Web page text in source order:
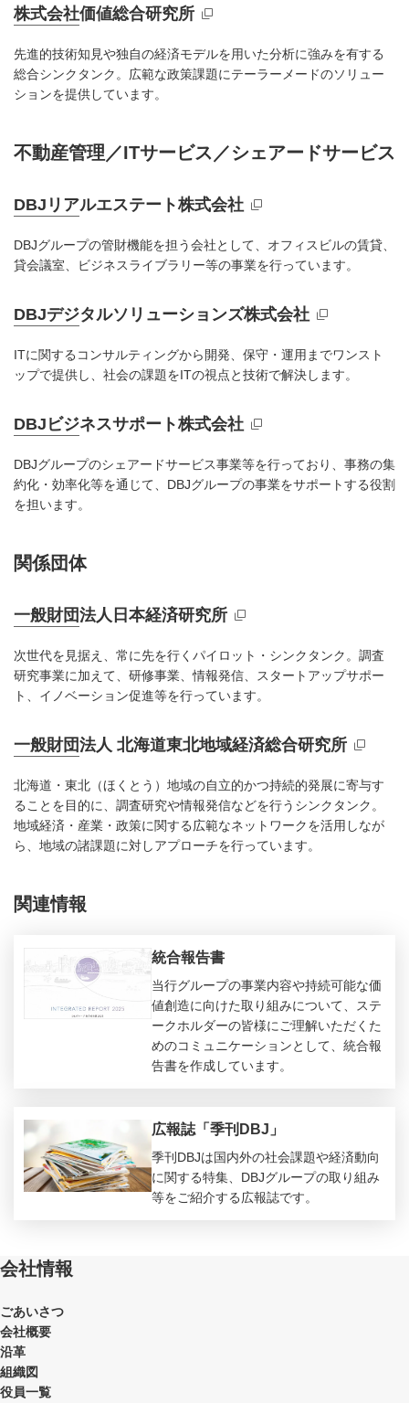
株式会社価値総合研究所
先進的技術知見や独自の経済モデルを用いた分析に強みを有する
総合シンクタンク。広範な政策課題にテーラーメードのソリュー
ションを提供しています。
不動産管理／ITサービス／シェアードサービス
DBJリアルエステート株式会社
DBJグループの管財機能を担う会社として、オフィスビルの賃貸、
貸会議室、ビジネスライブラリー等の事業を行っています。
DBJデジタルソリューションズ株式会社
ITに関するコンサルティングから開発、保守・運用までワンスト
ップで提供し、社会の課題をITの視点と技術で解決します。
DBJビジネスサポート株式会社
DBJグループのシェアードサービス事業等を行っており、事務の集
約化・効率化等を通じて、DBJグループの事業をサポートする役割
を担います。
関係団体
一般財団法人日本経済研究所
次世代を見据え、常に先を行くパイロット・シンクタンク。調査
研究事業に加えて、研修事業、情報発信、スタートアップサポー
ト、イノベーション促進等を行っています。
一般財団法人 北海道東北地域経済総合研究所
北海道・東北（ほくとう）地域の自立的かつ持続的発展に寄与す
ることを目的に、調査研究や情報発信などを行うシンクタンク。
地域経済・産業・政策に関する広範なネットワークを活用しなが
ら、地域の諸課題に対しアプローチを行っています。
関連情報
統合報告書
当行グループの事業内容や持続可能な価
値創造に向けた取り組みについて、ステ
ークホルダーの皆様にご理解いただくた
めのコミュニケーションとして、統合報
告書を作成しています。
広報誌「季刊DBJ」
季刊DBJは国内外の社会課題や経済動向
に関する特集、DBJグループの取り組み
等をご紹介する広報誌です。
会社情報
ごあいさつ
会社概要
沿革
組織図
役員一覧